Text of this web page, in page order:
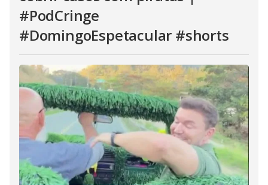
#PodCringe
#DomingoEspetacular #shorts